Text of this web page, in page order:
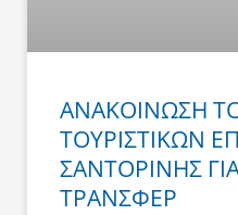
ΑΝΑΚΟΙΝΩΣΗ
ΤΟΥΡΙΣΤΙΚΩΝ
ΣΑΝΤΟΡΙΝΗΣ
ΤΡΑΝΣΦΕΡ